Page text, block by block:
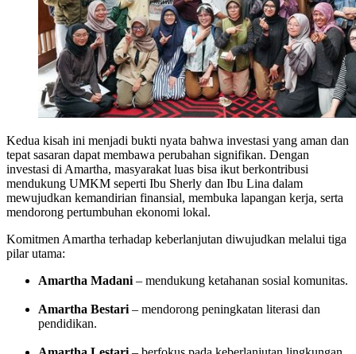
Kedua kisah ini menjadi bukti nyata bahwa investasi yang aman dan
tepat sasaran dapat membawa perubahan signifikan. Dengan
investasi di Amartha, masyarakat luas bisa ikut berkontribusi
mendukung UMKM seperti Ibu Sherly dan Ibu Lina dalam
mewujudkan kemandirian finansial, membuka lapangan kerja, serta
mendorong pertumbuhan ekonomi lokal.
Komitmen Amartha terhadap keberlanjutan diwujudkan melalui tiga
pilar utama:
Amartha Madani – mendukung ketahanan sosial komunitas.
Amartha Bestari – mendorong peningkatan literasi dan
pendidikan.